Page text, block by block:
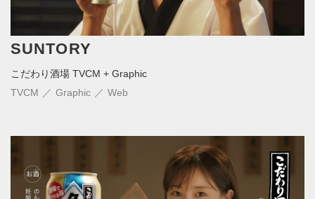
SUNTORY
こだわり酒場 TVCM + Graphic
TVCM
Graphic Web